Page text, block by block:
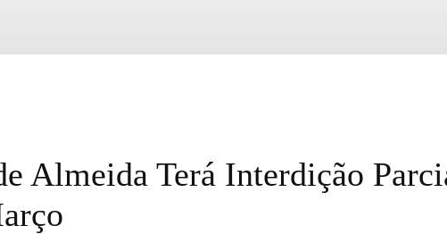
Almeida Terá Interdição